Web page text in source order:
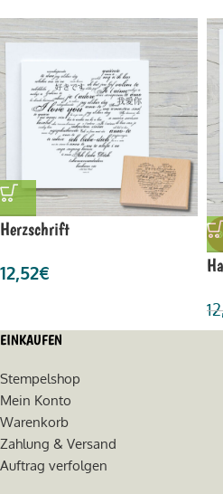
Herzschrift
12,52€
-
EINKAUFEN
Stempelshop
Mein Konto
Warenkorb
Zahlung & Versand
Auftrag verfolgen